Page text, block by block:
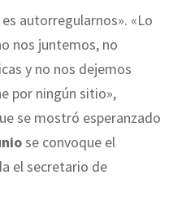
autorregularnos». «Lo
nos juntemos, no
y no nos dejemos
por ningún sitio»,
se mostró esperanzado
se convoque el
el secretario de